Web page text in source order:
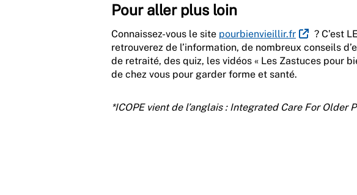
Pour aller plus loin
Connaissez-vous le site pourbienvieillir.fr
? C’est
retrouverez de l’information, de nombreux conseils
de retraité, des quiz, les vidéos « Les Zastuces pour
de chez vous pour garder forme et santé.
*ICOPE vient de l’anglais : Integrated Care For Older